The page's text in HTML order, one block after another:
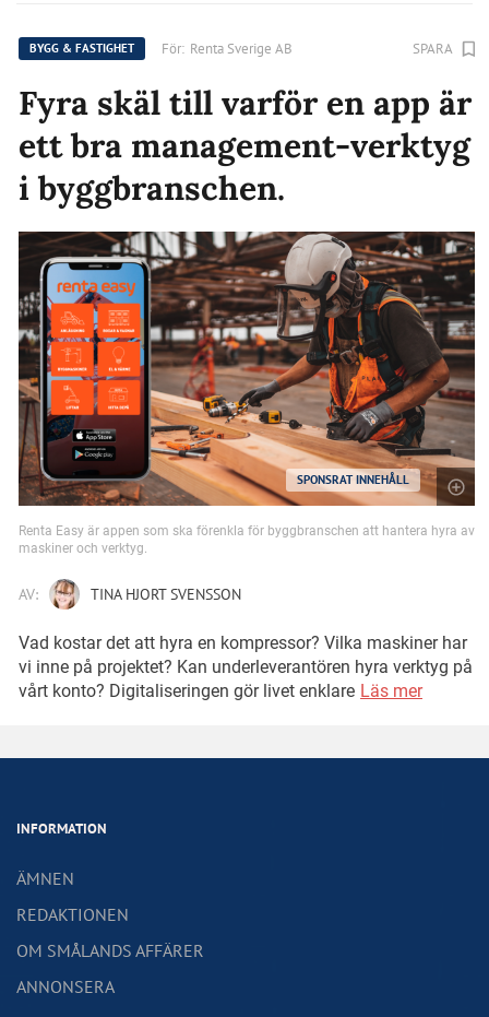
BYGG & FASTIGHET För: Renta Sverige AB SPARA
Fyra skäl till varför en app är
ett bra management-verktyg
i byggbranschen.
SPONSRAT INNEHÅLL
Renta Easy är appen som ska förenkla för byggbranschen att hantera hyra av
maskiner och verktyg.
AV: TINA HJORT SVENSSON
Vad kostar det att hyra en kompressor? Vilka maskiner har
vi inne på projektet? Kan underleverantören hyra verktyg på
vårt konto? Digitaliseringen gör livet enklare Läs mer
INFORMATION
ÄMNEN
REDAKTIONEN
OM SMÅLANDS AFFÄRER
ANNONSERA